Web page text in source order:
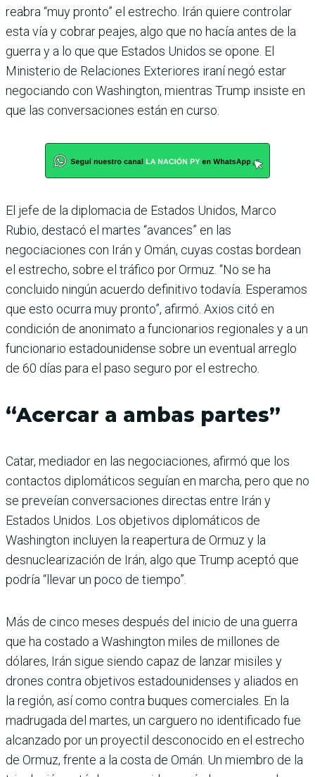
reabra “muy pronto” el estrecho. Irán quiere controlar
esta vía y cobrar peajes, algo que no hacía antes de la
guerra y a lo que que Estados Unidos se opone. El
Ministerio de Relaciones Exteriores iraní negó estar
negociando con Washington, mientras Trump insiste en
que las conversaciones están en curso.
El jefe de la diplomacia de Estados Unidos, Marco
Rubio, destacó el martes “avances” en las
negociaciones con Irán y Omán, cuyas costas bordean
el estrecho, sobre el tráfico por Ormuz. “No se ha
concluido ningún acuerdo definitivo todavía. Esperamos
que esto ocurra muy pronto”, afirmó. Axios citó en
condición de anonimato a funcionarios regionales y a un
funcionario estadounidense sobre un eventual arreglo
de 60 días para el paso seguro por el estrecho.
“Acercar a ambas partes”
Catar, mediador en las negociaciones, afirmó que los
contactos diplomáticos seguían en marcha, pero que no
se preveían conversaciones directas entre Irán y
Estados Unidos. Los objetivos diplomáticos de
Washington incluyen la reapertura de Ormuz y la
desnuclearización de Irán, algo que Trump aceptó que
podría “llevar un poco de tiempo”.
Más de cinco meses después del inicio de una guerra
que ha costado a Washington miles de millones de
dólares, Irán sigue siendo capaz de lanzar misiles y
drones contra objetivos estadounidenses y aliados en
la región, así como contra buques comerciales. En la
madrugada del martes, un carguero no identificado fue
alcanzado por un proyectil desconocido en el estrecho
de Ormuz, frente a la costa de Omán. Un miembro de la